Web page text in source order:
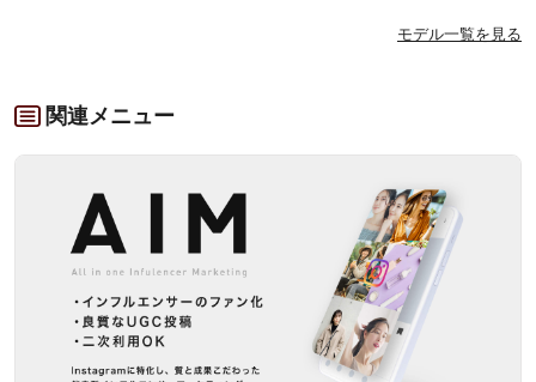
モデル一覧を見る
関連メニュー